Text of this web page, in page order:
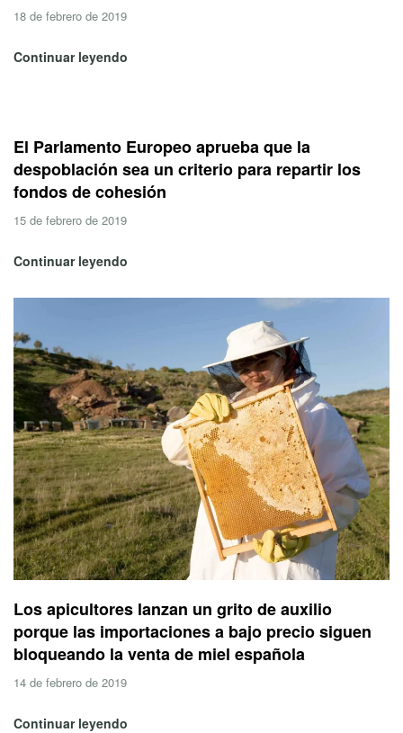
18 de febrero de 2019
Continuar leyendo
El Parlamento Europeo aprueba que la
despoblación sea un criterio para repartir los
fondos de cohesión
15 de febrero de 2019
Continuar leyendo
Los apicultores lanzan un grito de auxilio
porque las importaciones a bajo precio siguen
bloqueando la venta de miel española
14 de febrero de 2019
Continuar leyendo